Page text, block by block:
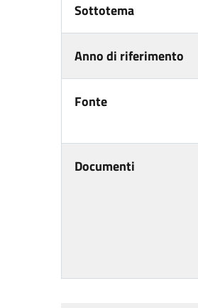
Sottotema
Anno di riferimento
Fonte
Documenti